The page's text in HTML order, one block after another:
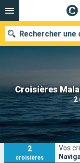
Croisières
2
Rechercher une
Nos destinations
Mois de départ
Ports
2
croisières
Vos